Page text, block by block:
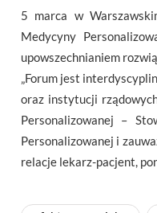
5 marca w
Medycyny
upowszechnianiem
„Forum jest
oraz instytucji
Personalizowanej –
Personalizowanej i
relacje lekarz-pacjent,